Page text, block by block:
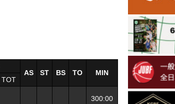
AS
ST BS TO
MIN
TOT
300:00